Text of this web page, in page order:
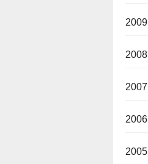
2009
2008
2007
2006
2005